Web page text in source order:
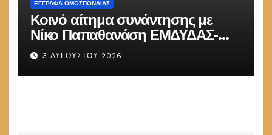
ΕΓΓΡΑΦΑ ΟΜΟΣΠΟΝΔΙΑΣ
Κοινό αίτημα συνάντησης με
Νίκο Παπαθανάση ΕΜΔΥΔΑΣ-
ΠΟΜΗΤΕΔΥ
3 ΑΥΓΟΎΣΤΟΥ 2026